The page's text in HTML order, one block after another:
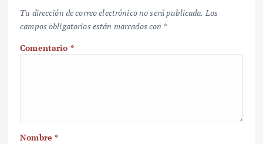
Tu dirección de correo electrónico no será publicada. Los
campos obligatorios están marcados con *
Comentario *
Nombre*